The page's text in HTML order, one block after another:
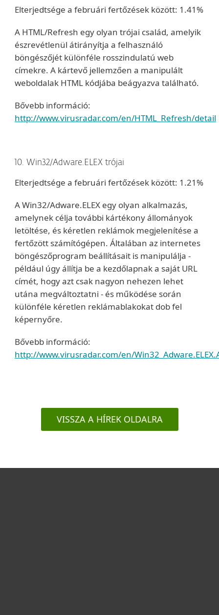
Elterjedtsége a februári fertőzések között: 1.41%
A HTML/Refresh egy olyan trójai család, amelyik
észrevétlenül átirányítja a felhasználó
böngészőjét különféle rosszindulatú web
címekre. A kártevő jellemzően a manipulált
weboldalak HTML kódjába beágyazva található.
Bővebb információ:
http://www.virusradar.com/en/HTML_Refresh/detail
10. Win32/Adware.ELEX trójai
Elterjedtsége a februári fertőzések között: 1.21%
A Win32/Adware.ELEX egy olyan alkalmazás,
amelynek célja további kártékony állományok
letöltése, és kéretlen reklámok megjelenítése a
fertőzött számítógépen. Általában az internetes
böngészőprogram beállításait is manipulálja -
például úgy állítja be a kezdőlapnak a saját URL
címét, hogy azt csak nagyon nehezen lehet
utána megváltoztatni - és működése során
különféle kéretlen reklámablakokat dob fel
képernyőre.
Bővebb információ:
http://www.virusradar.com/en/
VISSZA A HÍREK OLDALRA